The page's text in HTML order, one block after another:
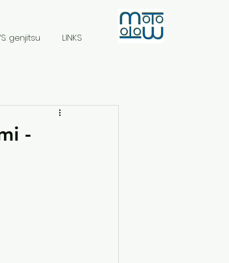
genjitsu LINKS
-